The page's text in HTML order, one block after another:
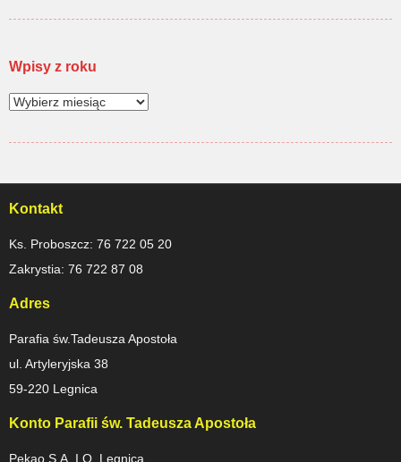
Wpisy z roku
Kontakt
Ks. Proboszcz: 76 722 05 20
Zakrystia: 76 722 87 08
Adres
Parafia św.Tadeusza Apostoła
ul. Artyleryjska 38
59-220 Legnica
Konto Parafii św. Tadeusza Apostoła
Pekao S.A. I O. Legnica